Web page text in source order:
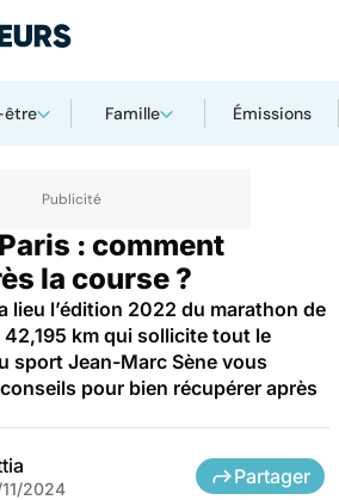
être Famille Émissions
Course à pied
: comment
la course ?
lieu l’édition 2022 du marathon de
km qui sollicite tout le
sport Jean-Marc Sène vous
pour bien récupérer après
2024
Partager